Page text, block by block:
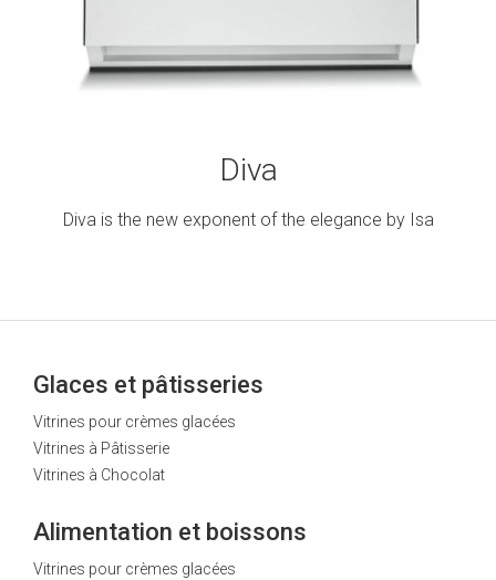
Diva
Diva is the new exponent of the elegance by Isa
Glaces et pâtisseries
Vitrines pour crèmes glacées
Vitrines à Pâtisserie
Vitrines à Chocolat
Alimentation et boissons
Vitrines pour crèmes glacées